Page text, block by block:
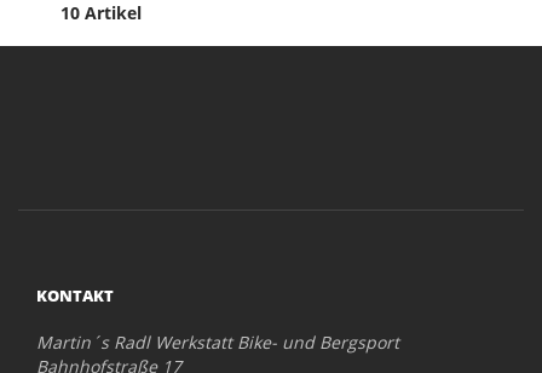
10 Artikel
KONTAKT
Martin´s Radl Werkstatt Bike- und Bergsport
Bahnhofstraße 17